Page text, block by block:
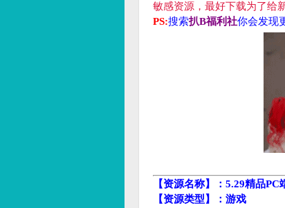
敏感资源，最好下载为了给
PS:搜索扒B福利社你会发现
【资源名称】：5.29精品PC
【资源类型】：游戏